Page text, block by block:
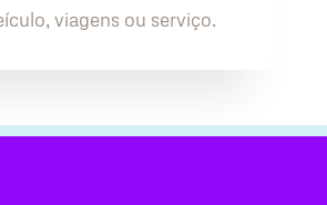
viagens ou serviço.